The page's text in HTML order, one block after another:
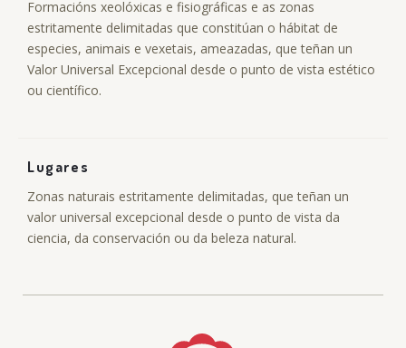
Formacións xeolóxicas e fisiográficas e as zonas
estritamente delimitadas que constitúan o hábitat de
especies, animais e vexetais, ameazadas, que teñan un
Valor Universal Excepcional desde o punto de vista estético
ou científico.
Lugares
Zonas naturais estritamente delimitadas, que teñan un
valor universal excepcional desde o punto de vista da
ciencia, da conservación ou da beleza natural.